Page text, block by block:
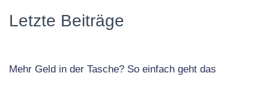
Letzte Beiträge
Mehr Geld in der Tasche? So einfach geht das